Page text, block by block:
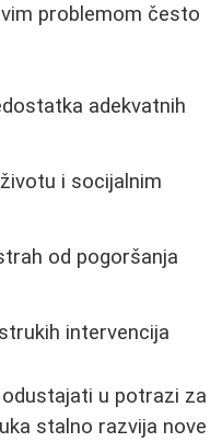
problemom često
adekvatnih
i socijalnim
od pogoršanja
intervencija
u potrazi za
stalno razvija nove